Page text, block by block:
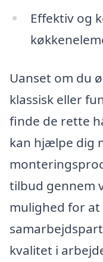
Effektiv og
Uanset om du
klassisk eller
finde de rette
kan hjælpe dig
tilbud gennem
mulighed for
kvalitet i